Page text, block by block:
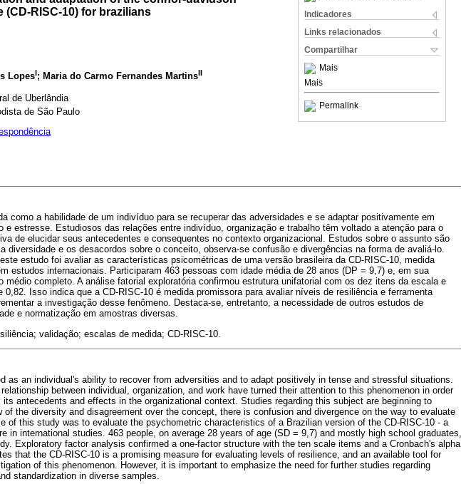
Indicadores
Links relacionados
Compartilhar
Mais
Mais
Permalink
(CD-RISC-10) for brazilians
LopesI; Maria do Carmo Fernandes MartinsII
de Uberlândia
de São Paulo
como a habilidade de um indivíduo para se recuperar das adversidades e se adaptar positivamente em
e estresse. Estudiosos das relações entre indivíduo, organização e trabalho têm voltado a atenção para o
de elucidar seus antecedentes e consequentes no contexto organizacional. Estudos sobre o assunto são
diversidade e os desacordos sobre o conceito, observa-se confusão e divergências na forma de avaliá-lo.
estudo foi avaliar as características psicométricas de uma versão brasileira da CD-RISC-10, medida
estudos internacionais. Participaram 463 pessoas com idade média de 28 anos (DP = 9,7) e, em sua
médio completo. A análise fatorial exploratória confirmou estrutura unifatorial com os dez itens da escala e
0,82. Isso indica que a CD-RISC-10 é medida promissora para avaliar níveis de resiliência e ferramenta
a investigação desse fenômeno. Destaca-se, entretanto, a necessidade de outros estudos de
e normatização em amostras diversas.
validação; escalas de medida; CD-RISC-10.
as an individual's ability to recover from adversities and to adapt positively in tense and stressful situations.
between individual, organization, and work have turned their attention to this phenomenon in order
antecedents and effects in the organizational context. Studies regarding this subject are beginning to
of the diversity and disagreement over the concept, there is confusion and divergence on the way to evaluate
of this study was to evaluate the psychometric characteristics of a Brazilian version of the CD-RISC-10 - a
in international studies. 463 people, on average 28 years of age (SD = 9,7) and mostly high school graduates,
Exploratory factor analysis confirmed a one-factor structure with the ten scale items and a Cronbach's alpha
that the CD-RISC-10 is a promising measure for evaluating levels of resilience, and an available tool for
of this phenomenon. However, it is important to emphasize the need for further studies regarding
standardization in diverse samples.